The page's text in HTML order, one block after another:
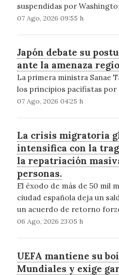
suspendidas por
07 Ago, 2026 09:55 h
Japón debate su
ante la amenaza
La primera ministra Sanae
los principios pacifistas por
07 Ago, 2026 04:25 h
La crisis migratoria
intensifica con la
la repatriación
personas.
El éxodo de más de 50 mil
ciudad española deja un
un acuerdo de retorno
06 Ago, 2026 23:05 h
UEFA mantiene su
Mundiales y exige